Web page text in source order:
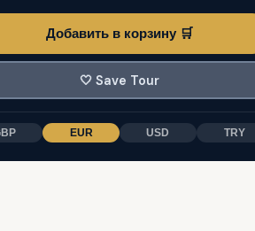
Добавить в корзину 🛒
🤍 Save Tour
EUR USD TRY